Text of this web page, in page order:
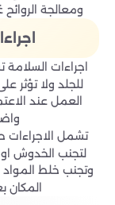
ومعالجة الروائح
اجراءات
للجلد ولا تؤثر
العمل عند
تشمل الاجراءات
لتجنب الخدوش او
وتجنب خلط المواد
المكان